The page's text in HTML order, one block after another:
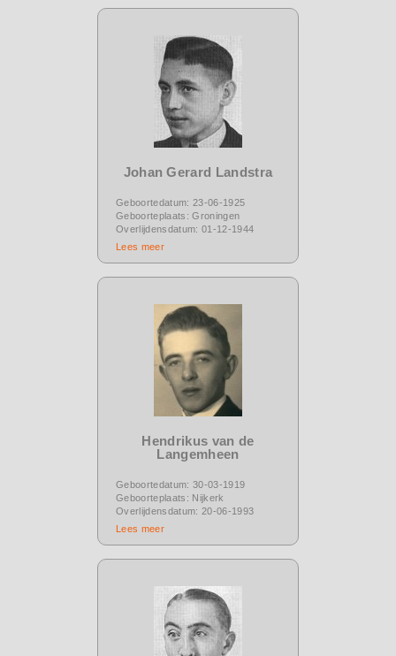
Johan Gerard Landstra
Geboortedatum: 23-06-1925
Geboorteplaats: Groningen
Overlijdensdatum: 01-12-1944
Lees meer
Hendrikus van de
Langemheen
Geboortedatum: 30-03-1919
Geboorteplaats: Nijkerk
Overlijdensdatum: 20-06-1993
Lees meer